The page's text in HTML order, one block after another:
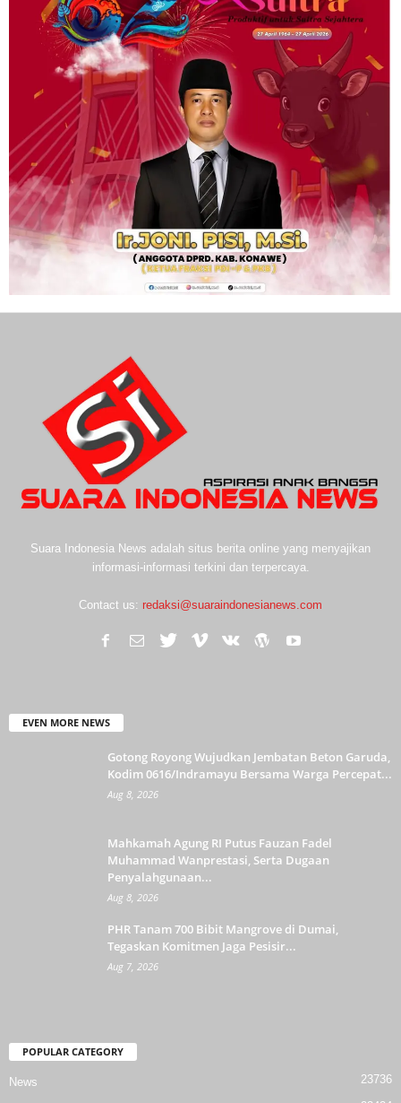
Suara Indonesia News adalah situs berita online yang menyajikan
informasi-informasi terkini dan terpercaya.
Contact us: redaksi@suaraindonesianews.com
EVEN MORE NEWS
Gotong Royong Wujudkan Jembatan Beton Garuda,
Kodim 0616/Indramayu Bersama Warga Percepat...
Aug 8, 2026
Mahkamah Agung RI Putus Fauzan Fadel
Muhammad Wanprestasi, Serta Dugaan
Penyalahgunaan...
Aug 8, 2026
PHR Tanam 700 Bibit Mangrove di Dumai,
Tegaskan Komitmen Jaga Pesisir...
Aug 7, 2026
POPULAR CATEGORY
News 23736